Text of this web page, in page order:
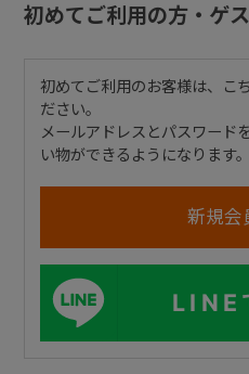
初めてご利用の方・ゲ
初めてご利用のお客様は、こ
ださい。
メールアドレスとパスワード
い物ができるようになります。
LINE